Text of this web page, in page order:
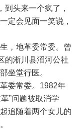
到头来一个疯了，
定会见面一笑说，
，地革委常委。曾
的淅川县滔河公社
坐堂行医。
委常委。1982年
”问题被取消学
追随着两个女儿的